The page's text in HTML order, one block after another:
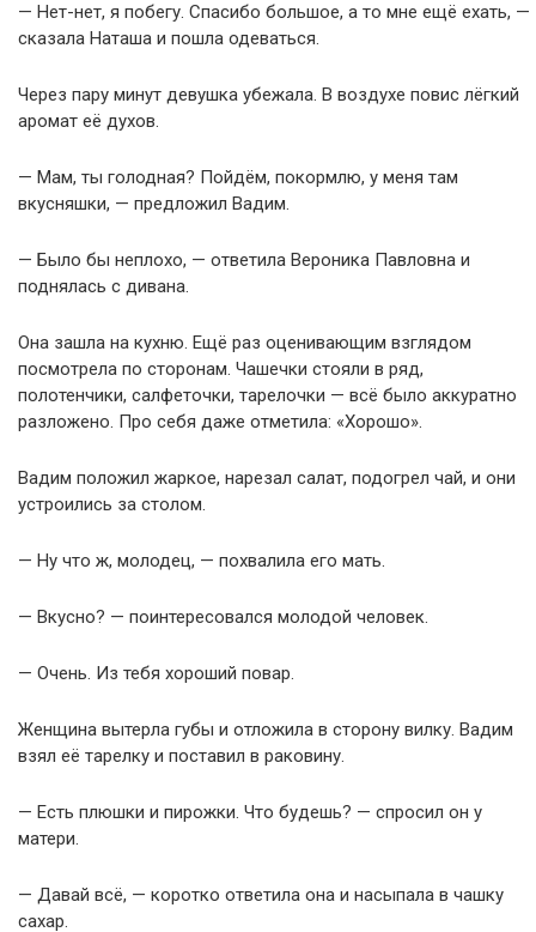
— Нет-нет, я побегу. Спасибо большое, а то мне ещё ехать, —
сказала Наташа и пошла одеваться.
Через пару минут девушка убежала. В воздухе повис лёгкий
аромат её духов.
— Мам, ты голодная? Пойдём, покормлю, у меня там
вкусняшки, — предложил Вадим.
— Было бы неплохо, — ответила Вероника Павловна и
поднялась с дивана.
Она зашла на кухню. Ещё раз оценивающим взглядом
посмотрела по сторонам. Чашечки стояли в ряд,
полотенчики, салфеточки, тарелочки — всё было аккуратно
разложено. Про себя даже отметила: «Хорошо».
Вадим положил жаркое, нарезал салат, подогрел чай, и они
устроились за столом.
— Ну что ж, молодец, — похвалила его мать.
— Вкусно? — поинтересовался молодой человек.
— Очень. Из тебя хороший повар.
Женщина вытерла губы и отложила в сторону вилку. Вадим
взял её тарелку и поставил в раковину.
— Есть плюшки и пирожки. Что будешь? — спросил он у
матери.
— Давай всё, — коротко ответила она и насыпала в чашку
сахар.